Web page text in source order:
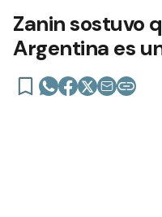
Zanin sostuvo
Argentina es